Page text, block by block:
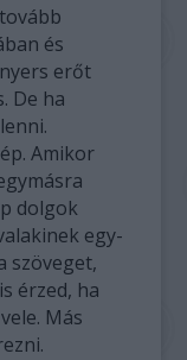
és
erőt
De ha
Amikor
dolgok
egy-
szöveget,
érzed, ha
Más